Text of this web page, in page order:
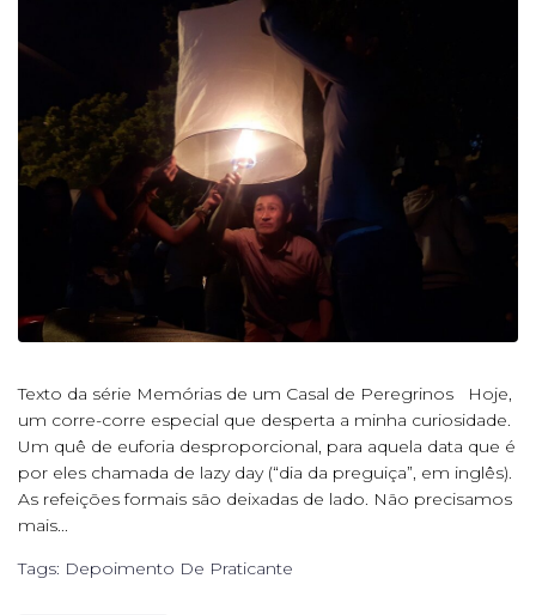
Texto da série Memórias de um Casal de Peregrinos Hoje,
um corre-corre especial que desperta a minha curiosidade.
Um quê de euforia desproporcional, para aquela data que é
por eles chamada de lazy day (“dia da preguiça”, em inglês).
As refeições formais são deixadas de lado. Não precisamos
mais...
Tags: Depoimento De Praticante